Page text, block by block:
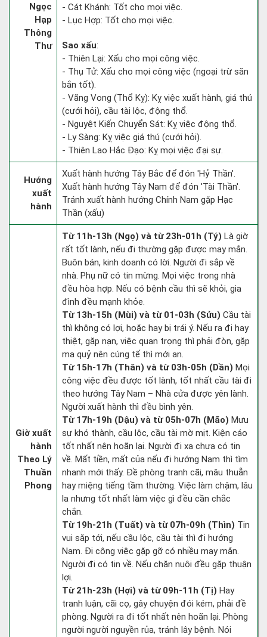
Ngọc
Hạp
Thông
Thư
- Cát Khánh: Tốt cho mọi việc.
- Lục Hợp: Tốt cho mọi việc.
Sao xấu:
- Thiên Lại: Xấu cho mọi công việc.
- Thụ Tử: Xấu cho mọi công việc (ngoại trừ săn
bắn tốt).
- Vãng Vong (Thổ Kỵ): Kỵ việc xuất hành, giá thú
(cưới hỏi), cầu tài lộc, động thổ.
- Nguyệt Kiến Chuyển Sát: Kỵ việc động thổ.
- Ly Sàng: Kỵ việc giá thú (cưới hỏi).
- Thiên Lao Hắc Đạo: Kỵ mọi việc đại sự.
Hướng
xuất
hành
Xuất hành hướng Tây Bắc để đón 'Hỷ Thần'.
Xuất hành hướng Tây Nam để đón 'Tài Thần'.
Tránh xuất hành hướng Chính Nam gặp Hạc
Thần (xấu)
Giờ xuất
hành
Theo Lý
Thuần
Phong
Từ 11h-13h (Ngọ) và từ 23h-01h (Tý) Là giờ
rất tốt lành, nếu đi thường gặp được may mắn.
Buôn bán, kinh doanh có lời. Người đi sắp về
nhà. Phụ nữ có tin mừng. Mọi việc trong nhà
đều hòa hợp. Nếu có bệnh cầu thì sẽ khỏi, gia
đình đều mạnh khỏe.
Từ 13h-15h (Mùi) và từ 01-03h (Sửu) Cầu tài
thì không có lợi, hoặc hay bị trái ý. Nếu ra đi hay
thiệt, gặp nạn, việc quan trọng thì phải đòn, gặp
ma quỷ nên cúng tế thì mới an.
Từ 15h-17h (Thân) và từ 03h-05h (Dần) Mọi
công việc đều được tốt lành, tốt nhất cầu tài đi
theo hướng Tây Nam – Nhà cửa được yên lành.
Người xuất hành thì đều bình yên.
Từ 17h-19h (Dậu) và từ 05h-07h (Mão) Mưu
sự khó thành, cầu lộc, cầu tài mờ mịt. Kiện cáo
tốt nhất nên hoãn lại. Người đi xa chưa có tin
về. Mất tiền, mất của nếu đi hướng Nam thì tìm
nhanh mới thấy. Đề phòng tranh cãi, mâu thuẫn
hay miệng tiếng tầm thường. Việc làm chậm, lâu
la nhưng tốt nhất làm việc gì đều cần chắc
chắn.
Từ 19h-21h (Tuất) và từ 07h-09h (Thìn) Tin
vui sắp tới, nếu cầu lộc, cầu tài thì đi hướng
Nam. Đi công việc gặp gỡ có nhiều may mắn.
Người đi có tin về. Nếu chăn nuôi đều gặp thuận
lợi.
Từ 21h-23h (Hợi) và từ 09h-11h (Tị) Hay
tranh luận, cãi cọ, gây chuyện đói kém, phải đề
phòng. Người ra đi tốt nhất nên hoãn lại. Phòng
người người nguyền rủa, tránh lây bệnh. Nói